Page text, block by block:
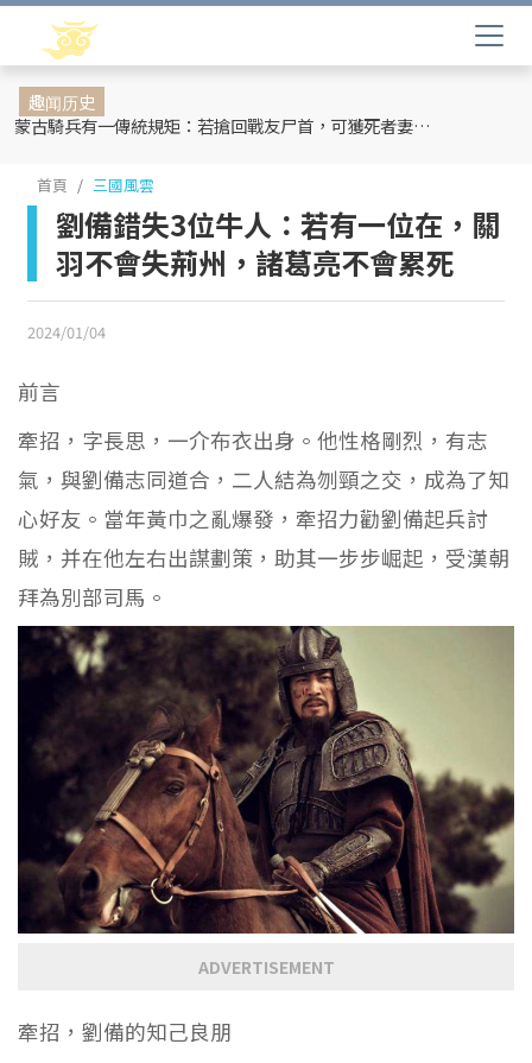
趣闻历史
蒙古騎兵有一傳統規矩：若搶回戰友尸首，可獲死者妻妾和全部牲畜
首頁 三國風雲
劉備錯失3位牛人：若有一位在，關
羽不會失荊州，諸葛亮不會累死
2024/01/04
前言
牽招，字長思，一介布衣出身。他性格剛烈，有志
氣，與劉備志同道合，二人結為刎頸之交，成為了知
心好友。當年黃巾之亂爆發，牽招力勸劉備起兵討
賊，并在他左右出謀劃策，助其一步步崛起，受漢朝
拜為別部司馬。
ADVERTISEMENT
牽招，劉備的知己良朋